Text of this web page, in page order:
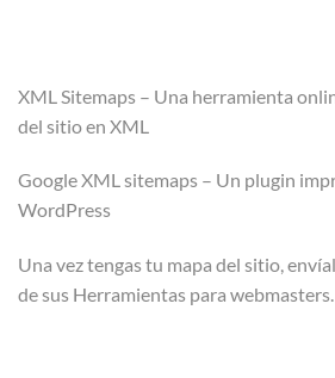
XML Sitemaps – Una herramienta
del sitio en XML
Google XML sitemaps – Un plugin
WordPress
Una vez tengas tu mapa del sitio,
de sus Herramientas para webmasters.